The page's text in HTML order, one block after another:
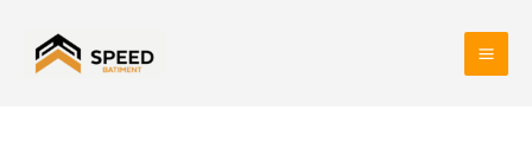
contenu